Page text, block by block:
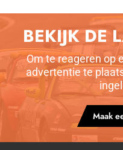
BEKIJK DE
Om te reageren op
advertentie te
Maak